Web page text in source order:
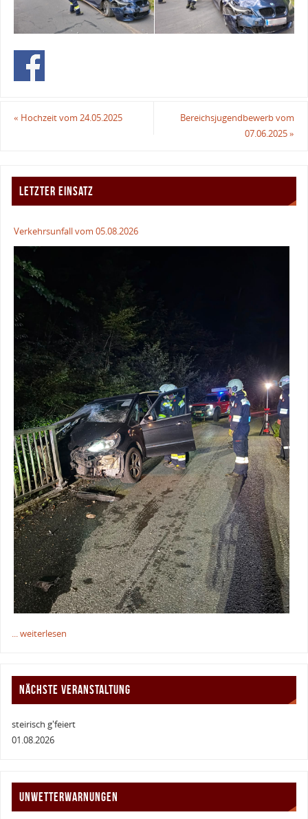
« Hochzeit vom 24.05.2025
Bereichsjugendbewerb vom
07.06.2025»
LETZTER EINSATZ
Verkehrsunfall vom 05.08.2026
... weiterlesen
NÄCHSTE VERANSTALTUNG
steirisch g'feiert
01.08.2026
UNWETTERWARNUNGEN